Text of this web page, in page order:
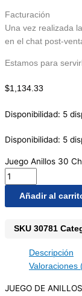
Facturación
Una vez realizada
en el chat post-
Estamos para
$1,134.33
Disponibilidad: 5
Disponibilidad: 5
Juego Anillos 30
Añadir al
SKU 30781
Descripción
Valoraciones
JUEGO DE